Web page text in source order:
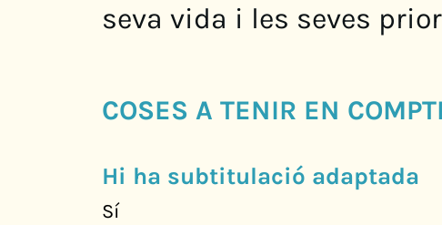
seva vida i les seves
COSES A TENIR EN
Hi ha subtitulació adaptada
Sí